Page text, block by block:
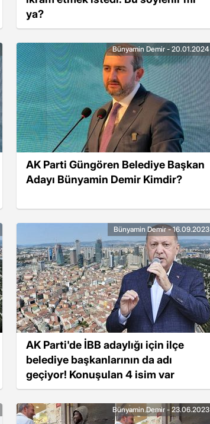
ya?
AK Parti Güngören Belediye Başkan
Adayı Bünyamin Demir Kimdir?
Bünyamin Demir - 20.01.2024
AK Parti'de İBB adaylığı için ilçe
belediye başkanlarının da adı
geçiyor! Konuşulan 4 isim var
Bünyamin Demir - 16.09.2023
Bünyamin Demir - 23.06.2023